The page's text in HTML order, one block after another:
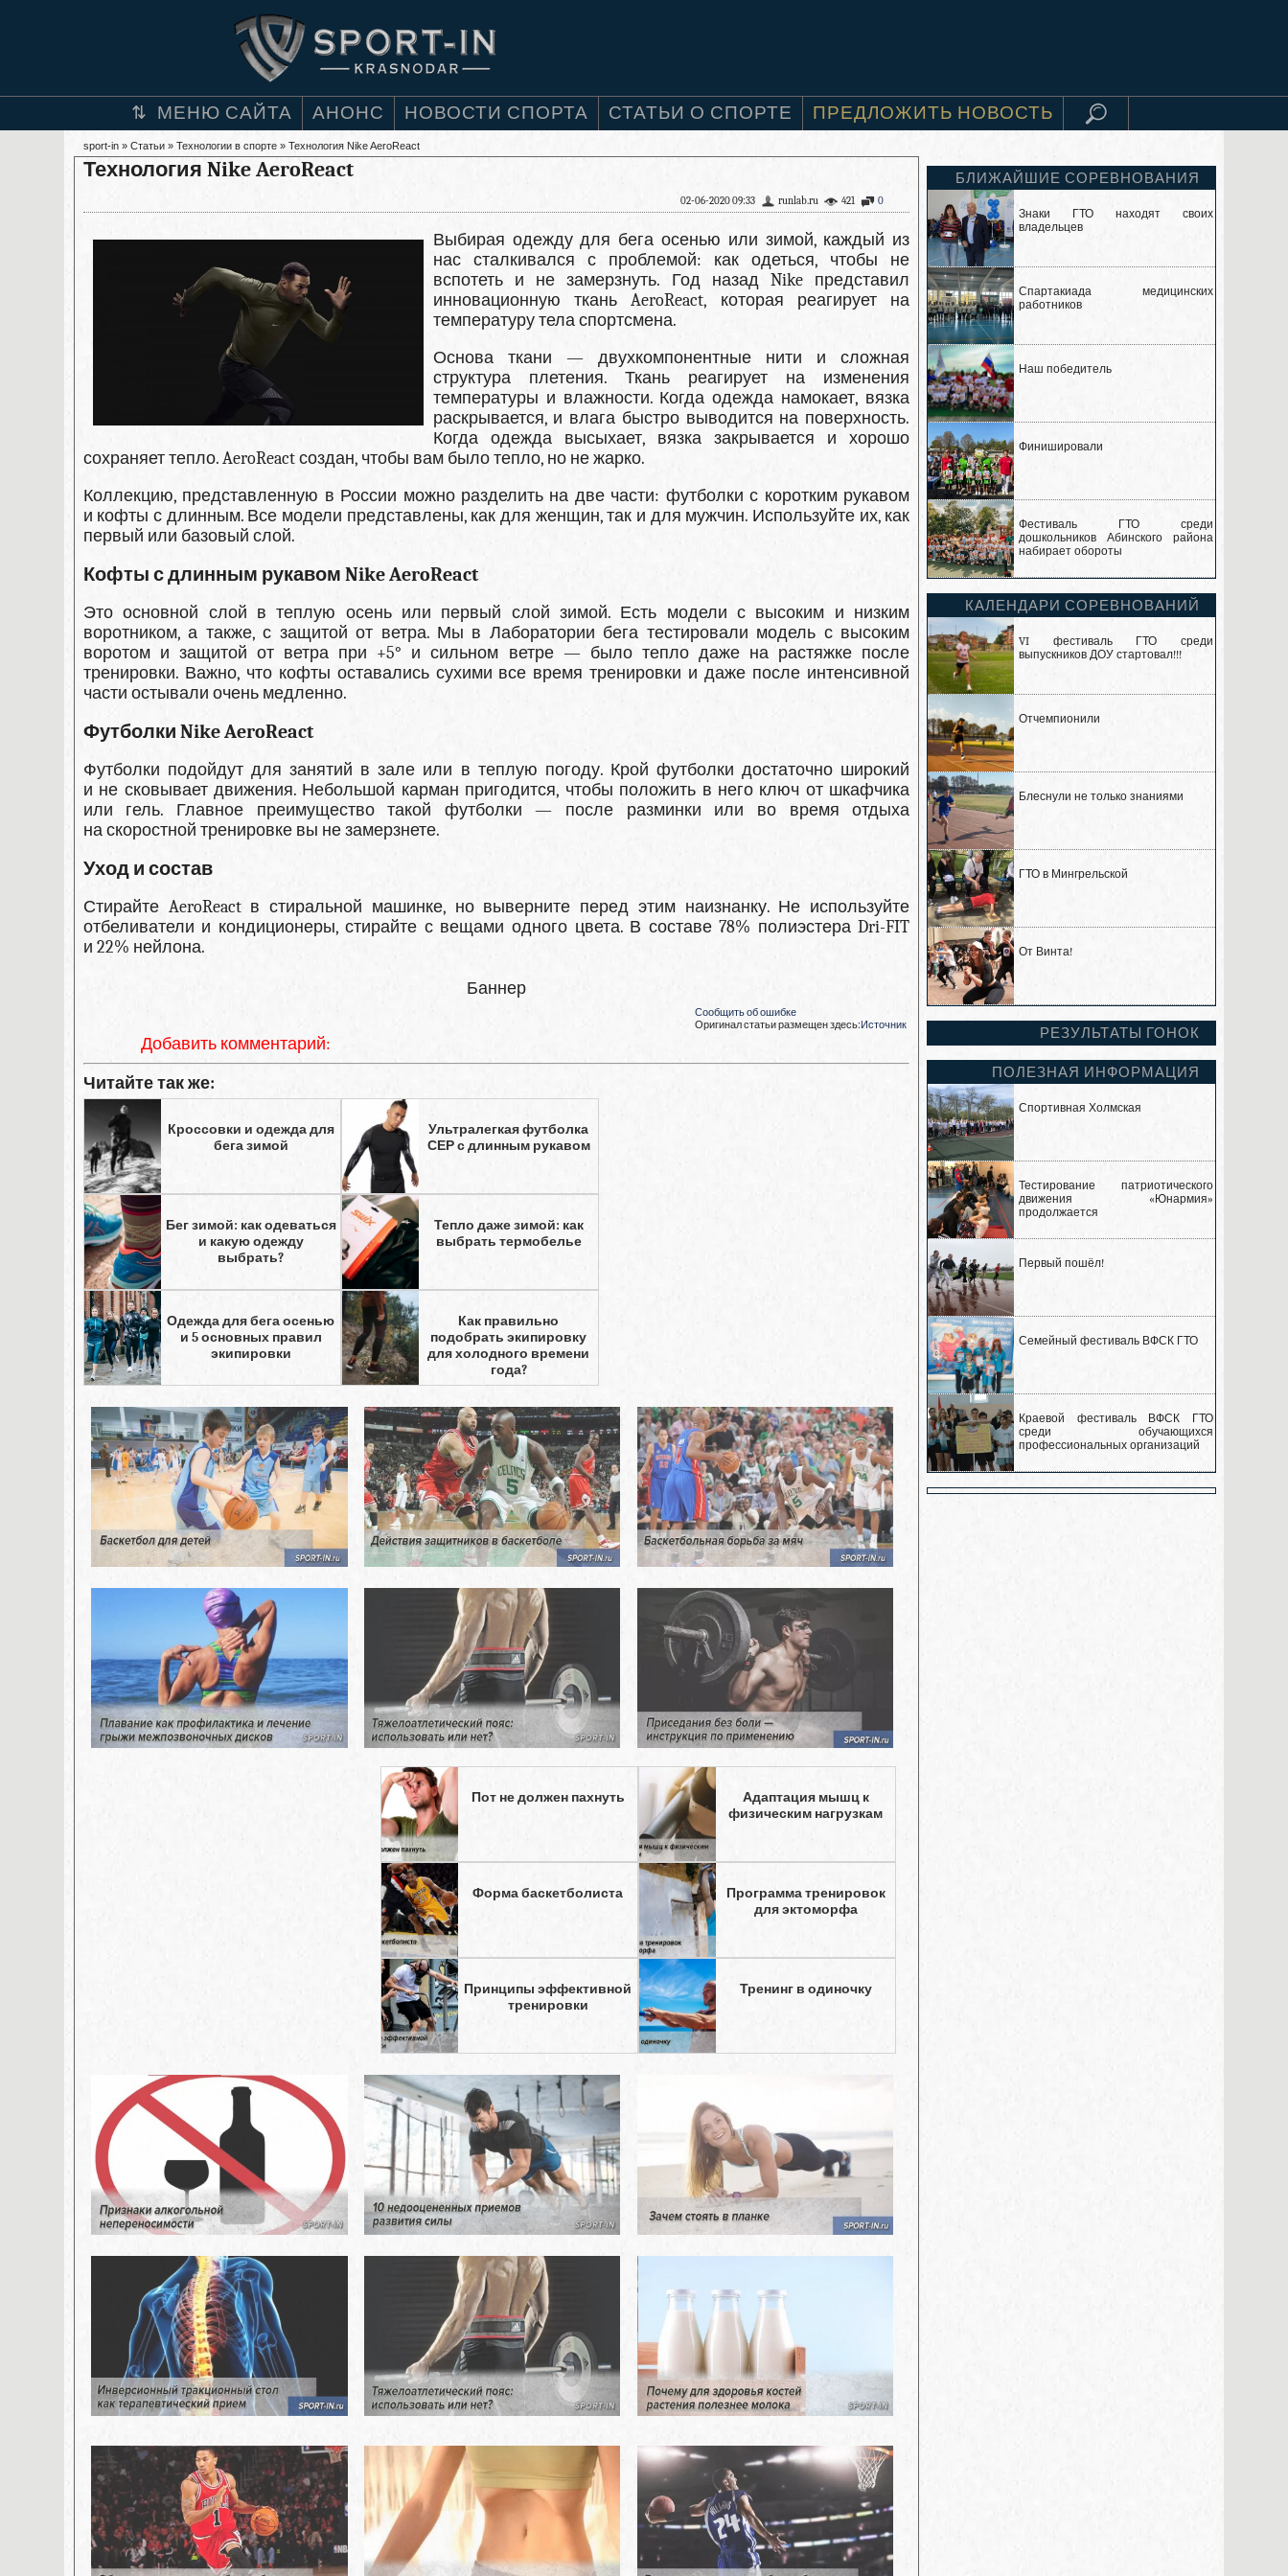
МЕНЮ САЙТА АНОНС НОВОСТИ СПОРТА СТАТЬИ О СПОРТЕ ПРЕДЛОЖИТЬ НОВОСТЬ
sport-in » Статьи » Технологии в спорте » Технология Nike AeroReact
Технология Nike AeroReact
0
421
runlab.ru
02-06-2020 09:33
Выбирая одежду для бега осенью или зимой, каждый из
нас сталкивался с проблемой: как одеться, чтобы не
вспотеть и не замерзнуть. Год назад Nike представил
инновационную ткань AeroReact, которая реагирует на
температуру тела спортсмена.
Основа ткани — двухкомпонентные нити и сложная
структура плетения. Ткань реагирует на изменения
температуры и влажности. Когда одежда намокает, вязка
раскрывается, и влага быстро выводится на поверхность.
Когда одежда высыхает, вязка закрывается и хорошо
сохраняет тепло. AeroReact создан, чтобы вам было тепло, но не жарко.
Коллекцию, представленную в России можно разделить на две части: футболки с коротким рукавом
и кофты с длинным. Все модели представлены, как для женщин, так и для мужчин. Используйте их, как
первый или базовый слой.
Кофты с длинным рукавом Nike AeroReact
Это основной слой в теплую осень или первый слой зимой. Есть модели с высоким и низким
воротником, а также, с защитой от ветра. Мы в Лаборатории бега тестировали модель с высоким
воротом и защитой от ветра при +5° и сильном ветре — было тепло даже на растяжке после
тренировки. Важно, что кофты оставались сухими все время тренировки и даже после интенсивной
части остывали очень медленно.
Футболки Nike AeroReact
Футболки подойдут для занятий в зале или в теплую погоду. Крой футболки достаточно широкий
и не сковывает движения. Небольшой карман пригодится, чтобы положить в него ключ от шкафчика
или гель. Главное преимущество такой футболки — после разминки или во время отдыха
на скоростной тренировке вы не замерзнете.
Уход и состав
Стирайте AeroReact в стиральной машинке, но выверните перед этим наизнанку. Не используйте
отбеливатели и кондиционеры, стирайте с вещами одного цвета. В составе 78% полиэстера Dri-FIT
и 22% нейлона.
Баннер
Сообщить об ошибке
Оригинал статьи размещен здесь:Источник
Добавить комментарий:
Читайте так же:
Кроссовки и одежда для
бега зимой
Ультралегкая футболка
СЕР с длинным рукавом
Бег зимой: как одеваться
и какую одежду
выбрать?
Тепло даже зимой: как
выбрать термобелье
Одежда для бега осенью
и 5 основных правил
экипировки
Как правильно
подобрать экипировку
для холодного времени
года?
Пот не должен пахнуть
Адаптация мышц к
физическим нагрузкам
Форма баскетболиста
Программа тренировок
для эктоморфа
Принципы эффективной
тренировки
Тренинг в одиночку
БЛИЖАЙШИЕ СОРЕВНОВАНИЯ
Знаки ГТО находят своих
владельцев
Спартакиада медицинских
работников
Наш победитель
Финишировали
Фестиваль ГТО среди
дошкольников Абинского района
набирает обороты
КАЛЕНДАРИ СОРЕВНОВАНИЙ
VI фестиваль ГТО среди
выпускников ДОУ стартовал!!!
Отчемпионили
Блеснули не только знаниями
ГТО в Мингрельской
От Винта!
РЕЗУЛЬТАТЫ ГОНОК
ПОЛЕЗНАЯ ИНФОРМАЦИЯ
Спортивная Холмская
Тестирование патриотического
движения «Юнармия»
продолжается
Первый пошёл!
Семейный фестиваль ВФСК ГТО
Краевой фестиваль ВФСК ГТО
среди обучающихся
профессиональных организаций